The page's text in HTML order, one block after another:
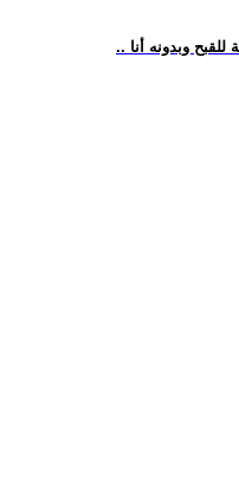
وبدونه أنا